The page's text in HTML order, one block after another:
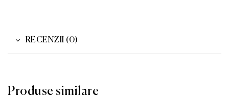
RECENZII (0)
Produse similare